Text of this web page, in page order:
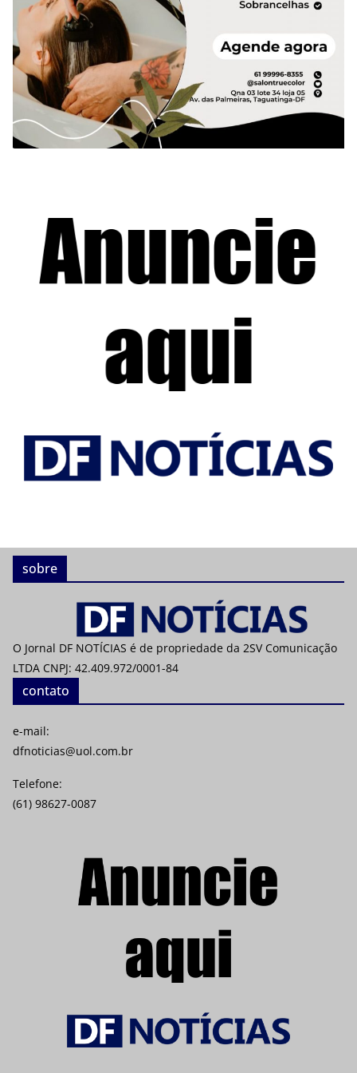
sobre
O Jornal DF NOTÍCIAS é de propriedade da 2SV Comunicação
LTDA CNPJ: 42.409.972/0001-84
contato
e-mail:
dfnoticias@uol.com.br
Telefone:
(61) 98627-0087